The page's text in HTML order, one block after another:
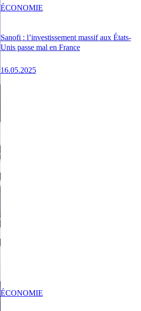
Sanofi : l’investissement massif aux États-
Unis passe mal en France
16.05.2025
ÉCONOMIE
ÉCONOMIE